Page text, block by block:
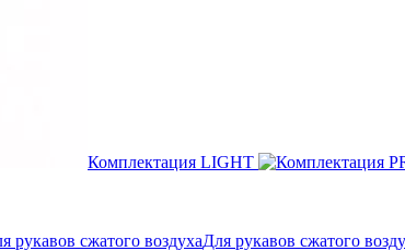
Комплектация LIGHT
Для рукавов сжатого